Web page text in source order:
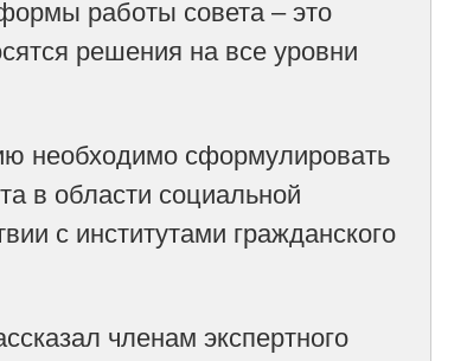
работы совета – это
решения на все уровни
необходимо сформулировать
в области социальной
с институтами гражданского
членам экспертного